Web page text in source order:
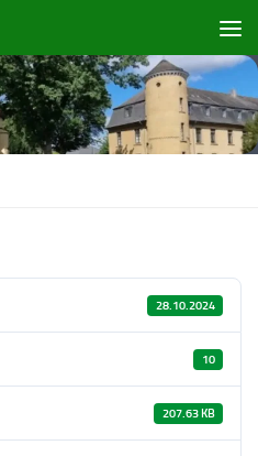
28.10.2024
10
207.63 KB